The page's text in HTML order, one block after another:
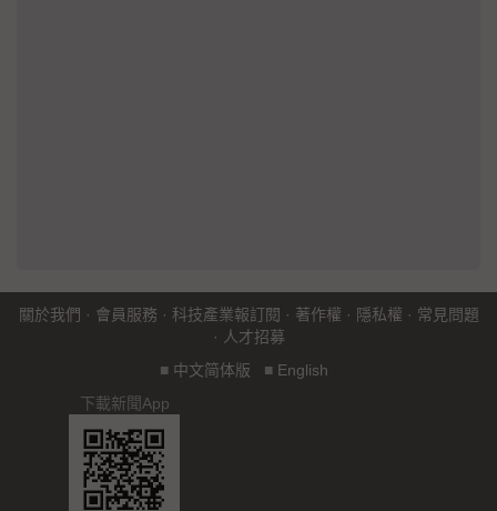
關於我們 · 會員服務 · 科技產業報訂閱 · 著作權 · 隱私權 · 常見問題
· 人才招募
■ 中文简体版 ■ English
下載新聞App